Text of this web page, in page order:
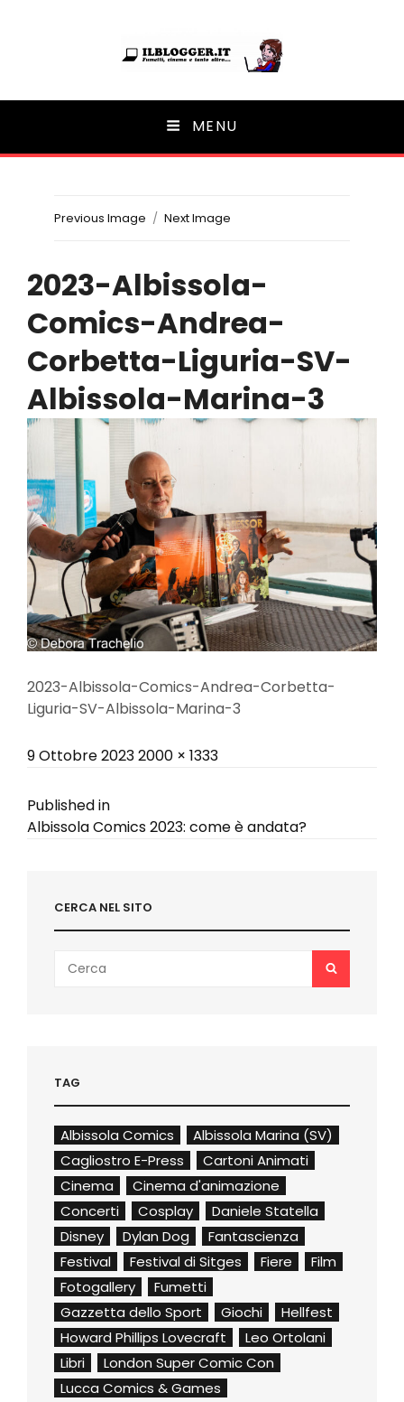
Ilblogger.it
Il portalino di blog | MENU
Previous Image Next Image
2023-Albissola-
Comics-Andrea-
Corbetta-Liguria-SV-
Albissola-Marina-3
2023-Albissola-Comics-Andrea-Corbetta-
Liguria-SV-Albissola-Marina-3
Posted
9 Ottobre 2023Full
2000 × 1333
Navigazione
Published in
Albissola Comics 2023: come è andata?
CERCA NEL SITO
for:
SEARCH
TAG
Albissola Comics
Albissola Marina (SV)
Cagliostro E-Press
Cartoni Animati
Cinema
Cinema d'animazione
Concerti
Cosplay
Daniele Statella
Disney
Dylan Dog
Fantascienza
Festival
Festival di Sitges Fiere
Film
Fotogallery
Fumetti
Gazzetta dello Sport
Giochi
Hellfest
Howard Phillips Lovecraft
Leo Ortolani
Libri
London Super Comic Con
Lucca Comics & Games